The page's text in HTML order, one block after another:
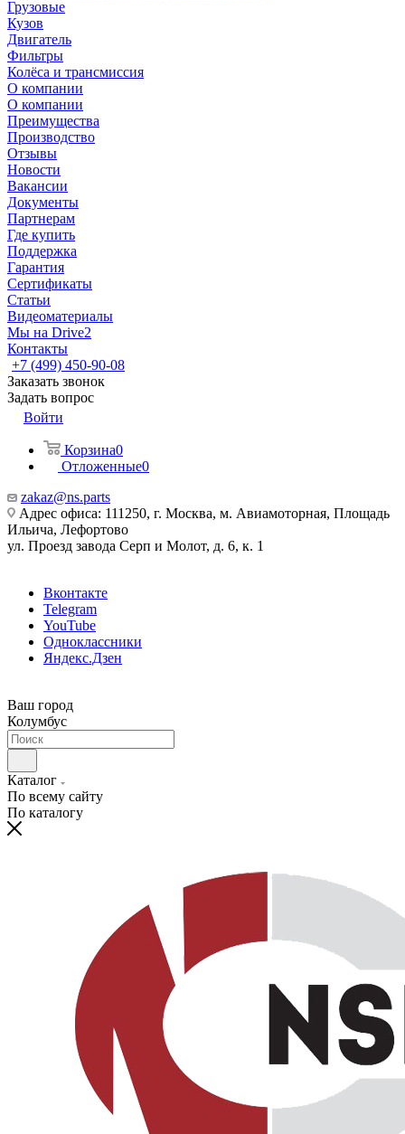
Грузовые
Кузов
Двигатель
Фильтры
Колёса и трансмиссия
О компании
О компании
Преимущества
Производство
Отзывы
Новости
Вакансии
Документы
Партнерам
Где купить
Поддержка
Гарантия
Сертификаты
Статьи
Видеоматериалы
Мы на Drive2
Контакты
+7 (499) 450-90-08
Заказать звонок
Задать вопрос
Войти
Корзина0
Отложенные0
zakaz@ns.parts
Адрес офиса: 111250, г. Москва, м. Авиамоторная, Площадь
Ильича, Лефортово
ул. Проезд завода Серп и Молот, д. 6, к. 1
Вконтакте
Telegram
YouTube
Одноклассники
Яндекс.Дзен
Ваш город
Колумбус
Каталог
По всему сайту
По каталогу